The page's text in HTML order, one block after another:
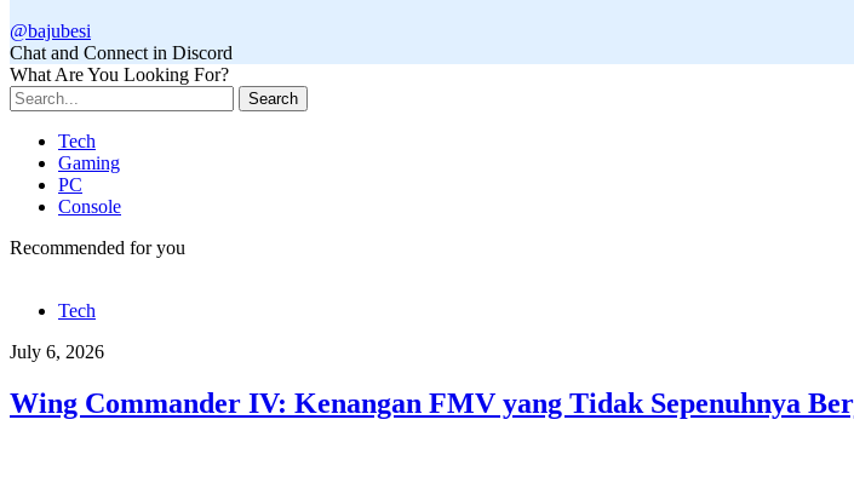
@bajubesi
Chat and Connect in Discord
What Are You Looking For?
Search
Tech
Gaming
PC
Console
Recommended for you
Tech
July 6, 2026
Wing Commander IV: Kenangan FMV yang Tidak Sepenuhnya